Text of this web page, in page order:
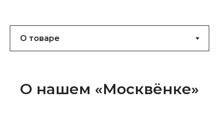
О нашем «Москвёнке»